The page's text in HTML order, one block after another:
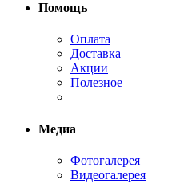
Помощь
Оплата
Доставка
Акции
Полезное
Медиа
Фотогалерея
Видеогалерея